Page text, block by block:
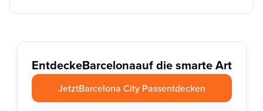
EntdeckeBarcelonaauf die smarte Art
JetztBarcelona City Passentdecken